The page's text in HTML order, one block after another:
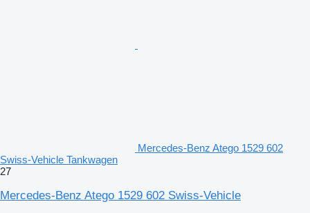
Mercedes-Benz Atego 1529 602
Swiss-Vehicle Tankwagen
27
Mercedes-Benz Atego 1529 602 Swiss-Vehicle